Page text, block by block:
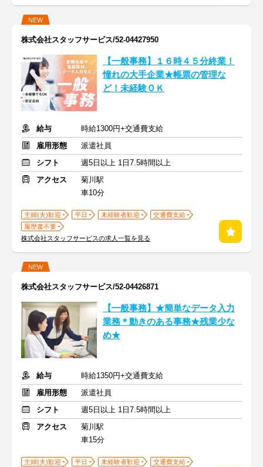
NEW
株式会社スタッフサービス/52-04427950
【一般事務】１６時４５分終業！
憧れの大手企業★帳票の管理な
ど！未経験ＯＫ
給与
時給1300円+交通費支給
雇用形態
派遣社員
シフト
週5日以上 1日7.5時間以上
アクセス
菊川駅
車10分
主婦(夫)歓迎 平日 未経験者歓迎
交通費支給
履歴書不要
株式会社スタッフサービスの求人一覧を見る
NEW
株式会社スタッフサービス/52-04426871
【一般事務】★簡単なデータ入力
業務＊動きのある事務★残業少な
め★
給与
時給1350円+交通費支給
雇用形態
派遣社員
シフト
週5日以上 1日7.5時間以上
アクセス
菊川駅
車15分
主婦(夫)歓迎 平日 未経験者歓迎
交通費支給